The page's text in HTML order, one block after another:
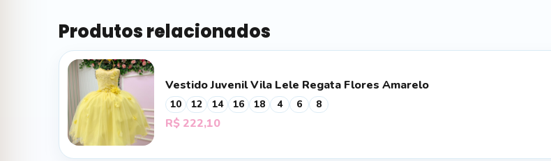
Produtos relacionados
Vestido Juvenil Vila Lele Regata Flores Amarelo
10 12 14 16 18 4 6 8
R$ 222,10